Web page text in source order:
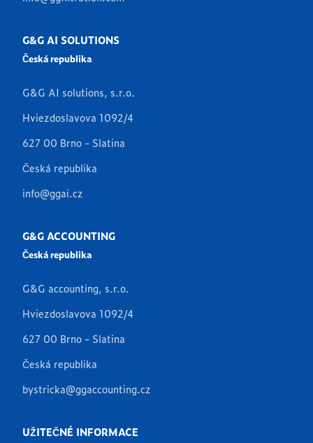
G&G AI SOLUTIONS
Česká republika
G&G AI solutions, s.r.o.
Hviezdoslavova 1092/4
627 00 Brno - Slatina
Česká republika
info@ggai.cz
G&G ACCOUNTING
Česká republika
G&G accounting, s.r.o.
Hviezdoslavova 1092/4
627 00 Brno - Slatina
Česká republika
bystricka@ggaccounting.cz
UŽITEČNÉ INFORMACE